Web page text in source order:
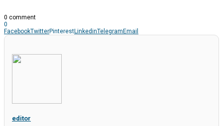
0 comment
0
FacebookTwitterPinterestLinkedinTelegram Email
editor